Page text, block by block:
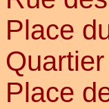
Place
Place